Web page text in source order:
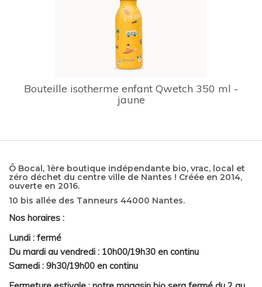
Bouteille isotherme enfant Qwetch 350 ml -
jaune
Ô Bocal, 1ère boutique indépendante bio, vrac, local et
zéro déchet du centre ville de Nantes ! Créée en 2014,
ouverte en 2016.
10 bis allée des Tanneurs 44000 Nantes.
Nos horaires :
Lundi : fermé
Du mardi au vendredi : 10h00/19h30 en continu
Samedi : 9h30/19h00 en continu